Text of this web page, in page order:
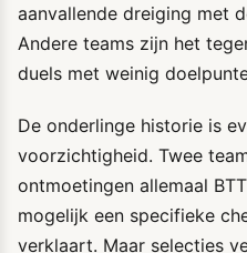
aanvallende dreiging met
Andere teams zijn het
duels met weinig
De onderlinge historie is
voorzichtigheid. Twee
ontmoetingen allemaal
mogelijk een specifieke
verklaart. Maar selecties